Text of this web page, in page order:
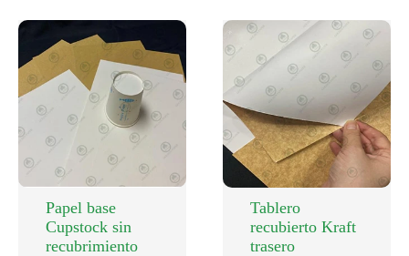
Papel base
Cupstock sin
recubrimiento
Tablero
recubierto Kraft
trasero